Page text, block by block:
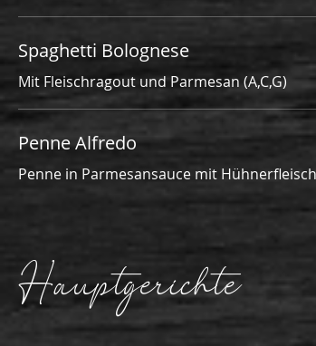
Spaghetti Bolognese
Mit Fleischragout und Parmesan (A,C,G)
Penne Alfredo
Penne in Parmesansauce mit
Hauptgerichte